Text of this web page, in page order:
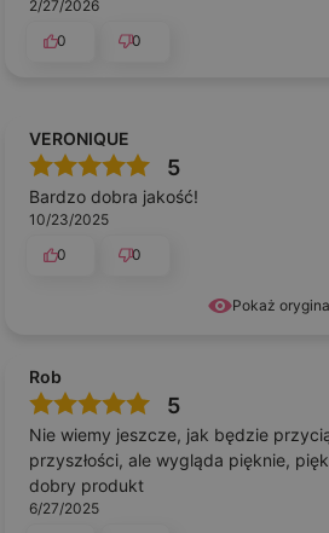
2/27/2026
0
0
Pokaż
VERONIQUE
5
Bardzo dobra jakość!
10/23/2025
0
0
Rob
5
Nie wiemy jeszcze, jak będzie
przyszłości, ale wygląda pięknie,
dobry produkt
6/27/2025